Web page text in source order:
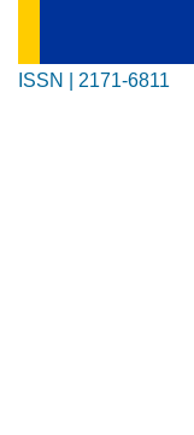
ISSN | 2171-6811